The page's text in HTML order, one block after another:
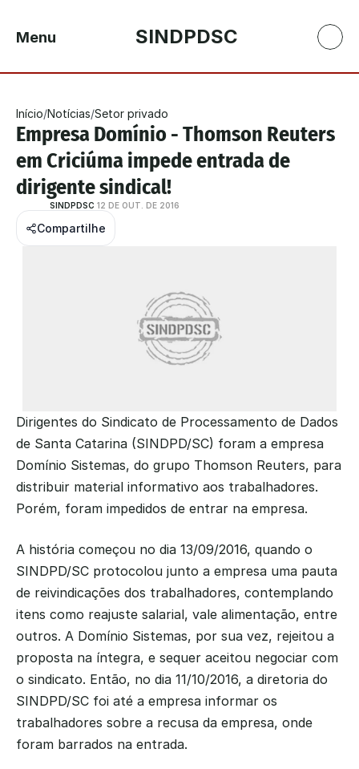
Menu SINDPDSC
Início/Notícias/Setor privado
Empresa Domínio - Thomson Reuters
em Criciúma impede entrada de
dirigente sindical!
SINDPDSC 12 DE OUT. DE 2016
Compartilhe
Dirigentes do Sindicato de Processamento de Dados
de Santa Catarina (SINDPD/SC) foram a empresa
Domínio Sistemas, do grupo Thomson Reuters, para
distribuir material informativo aos trabalhadores.
Porém, foram impedidos de entrar na empresa.
A história começou no dia 13/09/2016, quando o
SINDPD/SC protocolou junto a empresa uma pauta
de reivindicações dos trabalhadores, contemplando
itens como reajuste salarial, vale alimentação, entre
outros. A Domínio Sistemas, por sua vez, rejeitou a
proposta na íntegra, e sequer aceitou negociar com
o sindicato. Então, no dia 11/10/2016, a diretoria do
SINDPD/SC foi até a empresa informar os
trabalhadores sobre a recusa da empresa, onde
foram barrados na entrada.